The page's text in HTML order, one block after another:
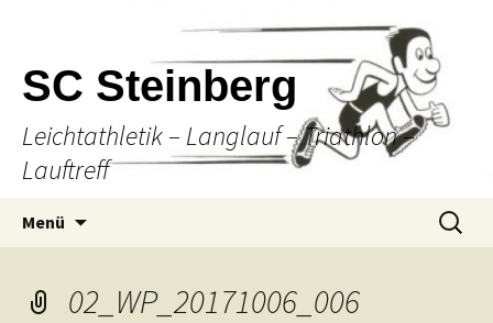
SC Steinberg
Leichtathletik – Langlauf – Triathlon –
Lauftreff
Menü
Suche
nach:
02_WP_20171006_006